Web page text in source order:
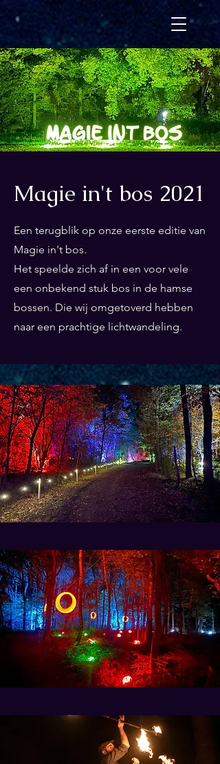
Magie in't bos 2021
Een terugblik op onze eerste editie van
Magie in't bos.
Het speelde zich af in een voor vele
een onbekend stuk bos in de hamse
bossen. Die wij omgetoverd hebben
naar een prachtige lichtwandeling.